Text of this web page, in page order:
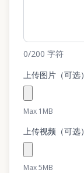
0/200 字符
上传图片（可选）
Max 1MB
上传视频（可选）
Max 5MB